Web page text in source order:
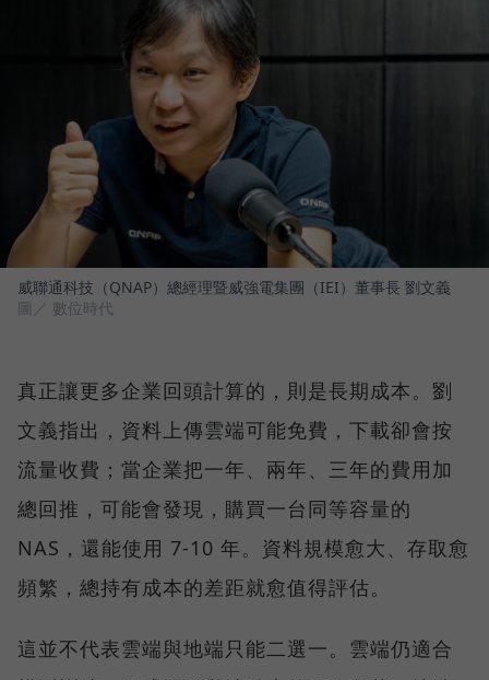
威聯通科技（QNAP）總經理暨威強電集團（IEI）董事長 劉文義
圖／ 數位時代
真正讓更多企業回頭計算的，則是長期成本。劉
文義指出，資料上傳雲端可能免費，下載卻會按
流量收費；當企業把一年、兩年、三年的費用加
總回推，可能會發現，購買一台同等容量的
NAS，還能使用 7-10 年。資料規模愈大、存取愈
頻繁，總持有成本的差距就愈值得評估。
這並不代表雲端與地端只能二選一。雲端仍適合